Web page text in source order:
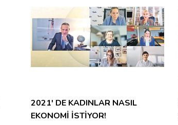
2021' DE KADINLAR NASIL
EKONOMİ İSTİYOR!